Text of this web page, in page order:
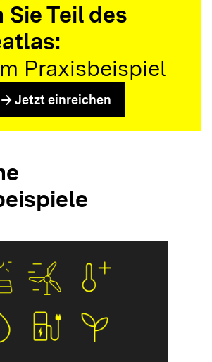
Sie Teil des
Praxisbeispiel
arrow_forward Jetzt einreichen